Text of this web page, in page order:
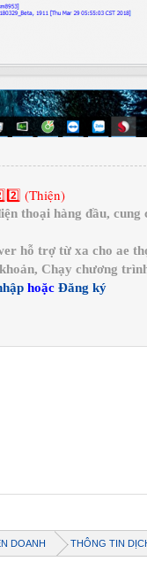
(Thiện)
thoại hàng đầu, cung
hỗ trợ từ xa cho ae
Chạy chương
hoặc Đăng ký
DOANH THÔNG TIN